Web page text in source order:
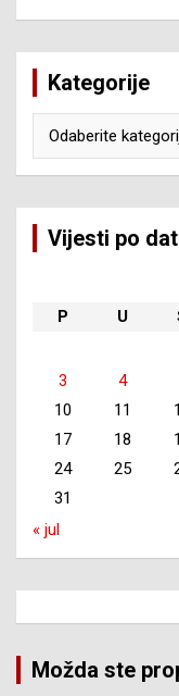
Kategorije
Vijesti po
P
U
3
4
10
11
17
18
24
25
31
« jul
Možda ste